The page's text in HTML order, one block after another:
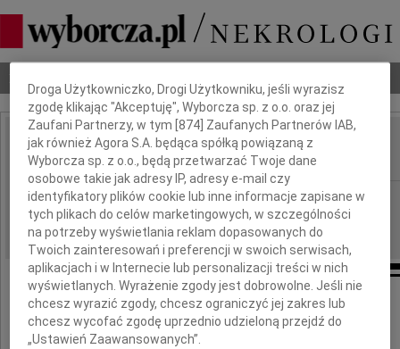
IMIĘ I NAZWISKO: Adam Górski
REGION: cała Polska
DATA EMISJI: 18.01.2022
"...można odejść na zawsze
Dbamy o Twoją prywatność
Droga Użytkowniczko, Drogi Użytkowniku, jeśli wyrazisz
zgodę klikając "Akceptuję", Wyborcza sp. z o.o. oraz jej
Zaufani Partnerzy, w tym [874 ] Zaufanych Partnerów IAB,
jak również Agora S.A. będąca spółką powiązaną z
Wyborcza sp. z o.o., będą przetwarzać Twoje dane
osobowe takie jak adresy IP, adresy e-mail czy
identyfikatory plików cookie lub inne informacje zapisane w
tych plikach do celów marketingowych, w szczególności
na potrzeby wyświetlania reklam dopasowanych do
Twoich zainteresowań i preferencji w swoich serwisach,
aplikacjach i w Internecie lub personalizacji treści w nich
wyświetlanych. Wyrażenie zgody jest dobrowolne. Jeśli nie
chcesz wyrazić zgody, chcesz ograniczyć jej zakres lub
chcesz wycofać zgodę uprzednio udzieloną przejdź do
„Ustawień Zaawansowanych”.